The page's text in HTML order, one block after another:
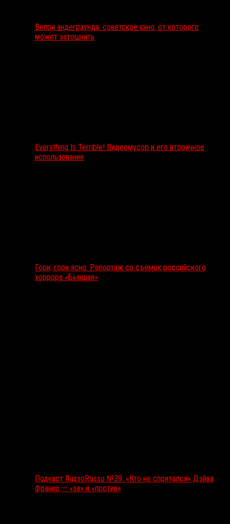
Вепри андеграунда: советское кино, от которого
может затошнить
Everything Is Terrible! Видеомусор и его вторичное
использование
Гори, гори ясно: Репортаж со съемок российского
хоррора «Бывшая»
Подкаст RussoRosso №39: «Кто не спрятался» Дэйва
Франко — «за» и «против»